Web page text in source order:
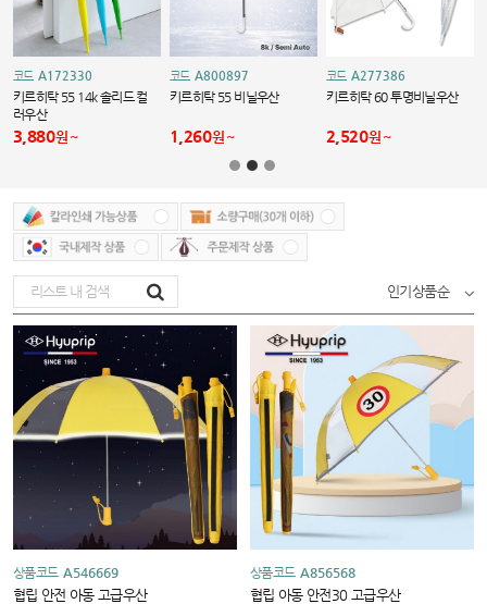
코드 A172330
키르히탁 55 14k 솔리드 컬
러우산
3,880원
코드 A800897
키르히탁 55 비닐우산
1,260원
코드 A277386
키르히탁 60 투명비닐우산
2,520원
인기상품순
상품코드 A546669
협립 안전 아동 고급우산
상품코드 A856568
협립 아동 안전30 고급우산